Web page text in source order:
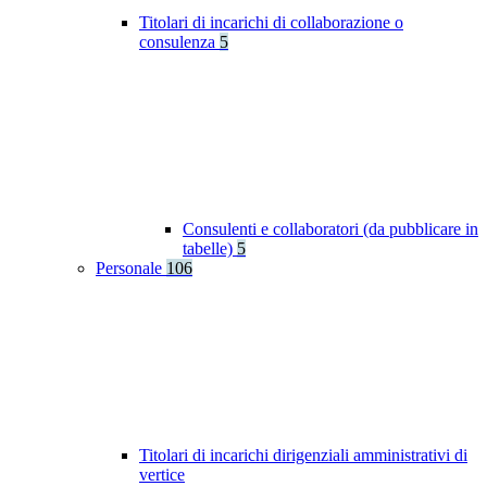
Titolari di incarichi di collaborazione o
consulenza 5
Consulenti e collaboratori (da pubblicare in
tabelle) 5
Personale 106
Titolari di incarichi dirigenziali amministrativi di
vertice